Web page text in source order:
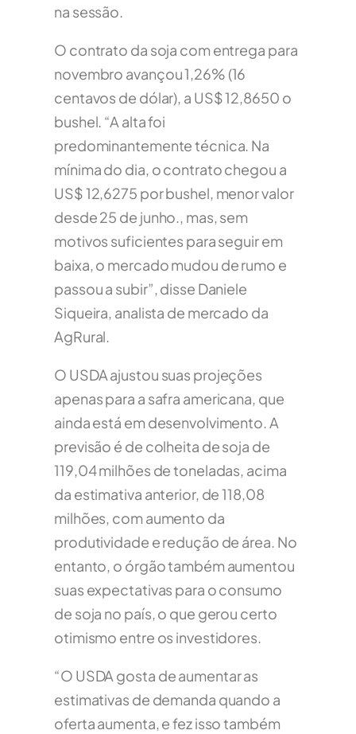
na sessão.
O contrato da soja com entrega para
novembro avançou 1,26% (16
centavos de dólar), a US$ 12,8650 o
bushel. “A alta foi
predominantemente técnica. Na
mínima do dia, o contrato chegou a
US$ 12,6275 por bushel, menor valor
desde 25 de junho., mas, sem
motivos suficientes para seguir em
baixa, o mercado mudou de rumo e
passou a subir”, disse Daniele
Siqueira, analista de mercado da
AgRural.
O USDA ajustou suas projeções
apenas para a safra americana, que
ainda está em desenvolvimento. A
previsão é de colheita de soja de
119,04 milhões de toneladas, acima
da estimativa anterior, de 118,08
milhões, com aumento da
produtividade e redução de área. No
entanto, o órgão também aumentou
suas expectativas para o consumo
de soja no país, o que gerou certo
otimismo entre os investidores.
“O USDA gosta de aumentar as
estimativas de demanda quando a
oferta aumenta, e fez isso também